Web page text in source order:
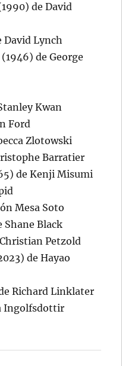
de David
David Lynch
(1946) de George
Kwan
Ford
Zlotowski
Barratier
de Kenji Misumi
Mesa Soto
Shane Black
Petzold
de Hayao
Richard Linklater
Ingolfsdottir